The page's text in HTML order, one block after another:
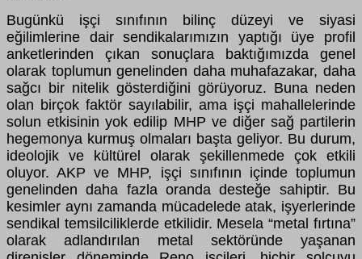
Bugünkü işçi sınıfının bilinç düzeyi ve siyasi
eğilimlerine dair sendikalarımızın yaptığı üye profil
anketlerinden çıkan sonuçlara baktığımızda genel
olarak toplumun genelinden daha muhafazakar, daha
sağcı bir nitelik gösterdiğini görüyoruz. Buna neden
olan birçok faktör sayılabilir, ama işçi mahallelerinde
solun etkisinin yok edilip MHP ve diğer sağ partilerin
hegemonya kurmuş olmaları başta geliyor. Bu durum,
ideolojik ve kültürel olarak şekillenmede çok etkili
oluyor. AKP ve MHP, işçi sınıfının içinde toplumun
genelinden daha fazla oranda desteğe sahiptir. Bu
kesimler aynı zamanda mücadelede atak, işyerlerinde
sendikal temsilciliklerde etkilidir. Mesela “metal fırtına”
olarak adlandırılan metal sektöründe yaşanan